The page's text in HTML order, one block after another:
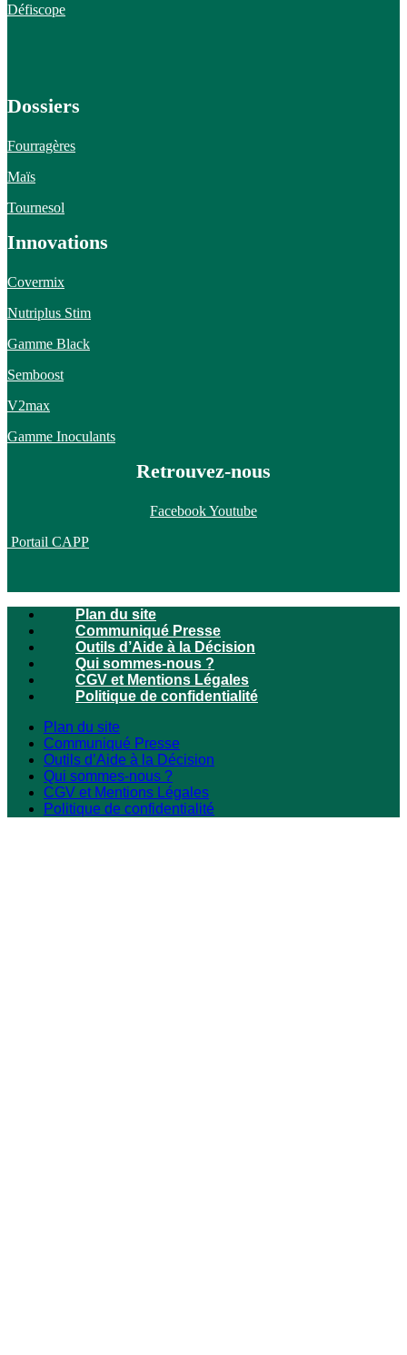
Défiscope
Dossiers
Fourragères
Maïs
Tournesol
Innovations
Covermix
Nutriplus Stim
Gamme Black
Semboost
V2max
Gamme Inoculants
Retrouvez-nous
FacebookYoutube
Portail CAPP
Plan du site
Communiqué Presse
Outils d’Aide à la Décision
Qui sommes-nous ?
CGV et Mentions Légales
Politique de confidentialité
Plan du site
Communiqué Presse
Outils d’Aide à la Décision
Qui sommes-nous ?
CGV et Mentions Légales
Politique de confidentialité